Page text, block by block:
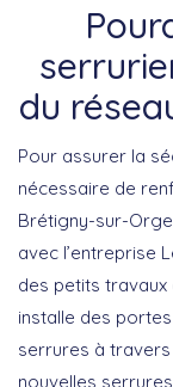
du
Pour assurer la
nécessaire de
Brétigny-sur-
avec l’entreprise
des petits travaux
installe des
serrures à travers
nouvelles